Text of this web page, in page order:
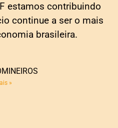
estamos contribuindo
continue a ser o mais
brasileira.
»